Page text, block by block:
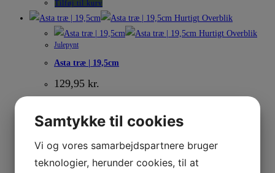
Tilføj til kurv
Hurtigt Overblik
Hurtigt Overblik
Julepynt
Asta træ | 19,5cm
129,95 kr.
Tilføj til kurv
Hurtigt Overblik
Hurtigt Overblik
Samtykke til cookies
Vi og vores samarbejdspartnere bruger
teknologier, herunder cookies, til at